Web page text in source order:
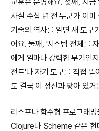
교훈은 분명해요. 첫째, 지
사실 수십 년 전 누군가 이미
기술의 역사를 알면 새 도구
어요. 둘째, '시스템 전체를
에게 얼마나 강력한 무기인
전트'나 자기 도구를 직접 뜯
도 결국 이 정신과 닿아 있거
리스프나 함수형 프로그래
Clojure나 Scheme 같은 현